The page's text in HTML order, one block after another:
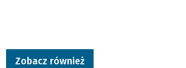
Zobacz również